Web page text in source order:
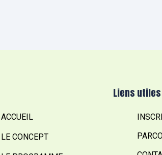
Liens utiles
ACCUEIL
LE CONCEPT